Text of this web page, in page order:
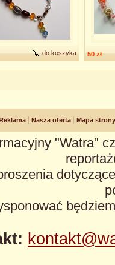
do koszyka 50 zł
Nasza oferta Mapa strony
"Watra"